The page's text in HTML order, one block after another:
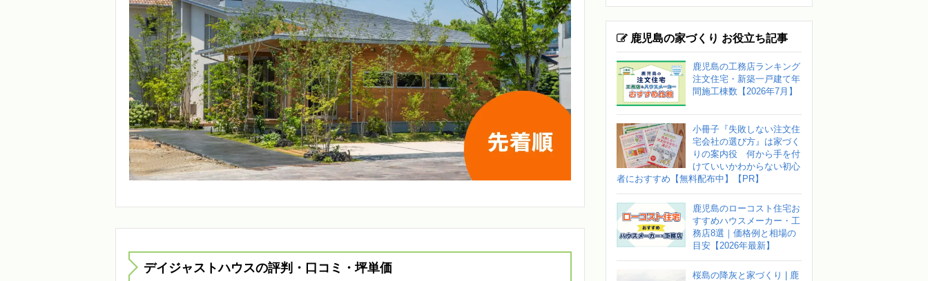
デイジャストハウスの評判・口コミ・坪単価
鹿児島の家づくり お役立ち記事
鹿児島の工務店ランキング
注文住宅・新築一戸建て年
間施工棟数【2026年7月】
小冊子『失敗しない注文住
宅会社の選び方』は家づく
りの案内役 何から手を付
けていいかわからない初心
者におすすめ【無料配布中】【PR】
鹿児島のローコスト住宅お
すすめハウスメーカー・工
務店8選｜価格例と相場の
目安【2026年最新】
桜島の降灰と家づくり | 鹿